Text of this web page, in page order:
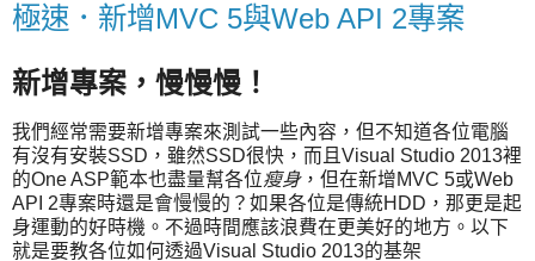
極速．新增MVC 5與Web API 2專案
新增專案，慢慢慢！
我們經常需要新增專案來測試一些內容，但不知道各位電腦
有沒有安裝SSD，雖然SSD很快，而且Visual Studio 2013裡
的One ASP範本也盡量幫各位瘦身，但在新增MVC 5或Web
API 2專案時還是會慢慢的？如果各位是傳統HDD，那更是起
身運動的好時機。不過時間應該浪費在更美好的地方。以下
就是要教各位如何透過Visual Studio 2013的基架